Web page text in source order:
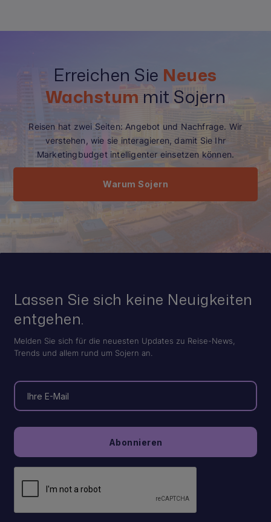
Erreichen Sie Neues
Wachstum mit Sojern
Reisen hat zwei Seiten: Angebot und Nachfrage. Wir
verstehen, wie sie interagieren, damit Sie Ihr
Marketingbudget intelligenter einsetzen können.
Warum Sojern
Lassen Sie sich keine Neuigkeiten
entgehen.
Melden Sie sich für die neuesten Updates zu Reise-News,
Trends und allem rund um Sojern an.